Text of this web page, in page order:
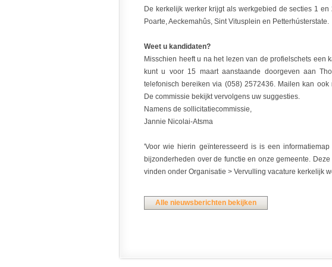
De kerkelijk werker krijgt als werkgebied de secties 1
Poarte, Aeckemahûs, Sint Vitusplein en Petterhústerstate.
Weet u kandidaten?
Misschien heeft u na het lezen van de profielschets een
kunt u voor 15 maart aanstaande doorgeven aan
telefonisch bereiken via (058) 2572436. Mailen kan ook
De commissie bekijkt vervolgens uw suggesties.
Namens de sollicitatiecommissie,
Jannie Nicolai-Atsma
'Voor wie hierin geïnteresseerd is is een
bijzonderheden over de functie en onze gemeente.
vinden onder Organisatie > Vervulling vacature kerkelijk
Alle nieuwsberichten bekijken